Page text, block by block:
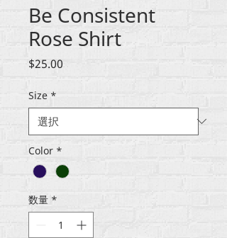
Be Consistent
Rose Shirt
$25.00
Size *
Color *
数量 *